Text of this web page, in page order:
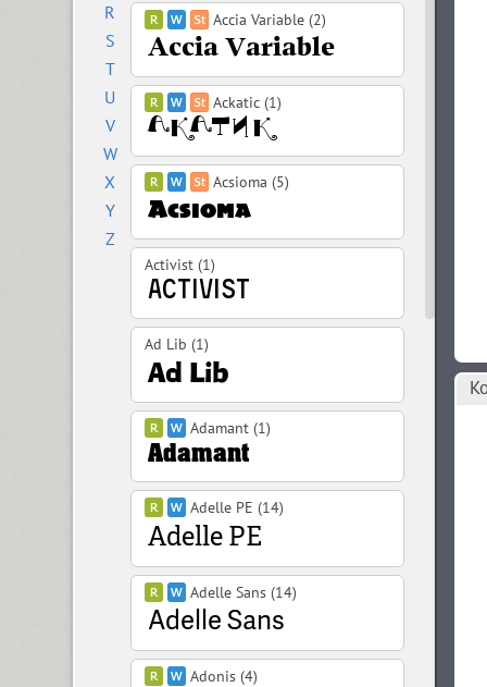
R
S
T
U
V
W
X
Y
Z
Accia Variable (2)
Ackatic (1)
Acsioma (5)
Activist (1)
Ad Lib (1)
Adamant (1)
Adelle PE (14)
Adelle Sans (14)
Adonis (4)